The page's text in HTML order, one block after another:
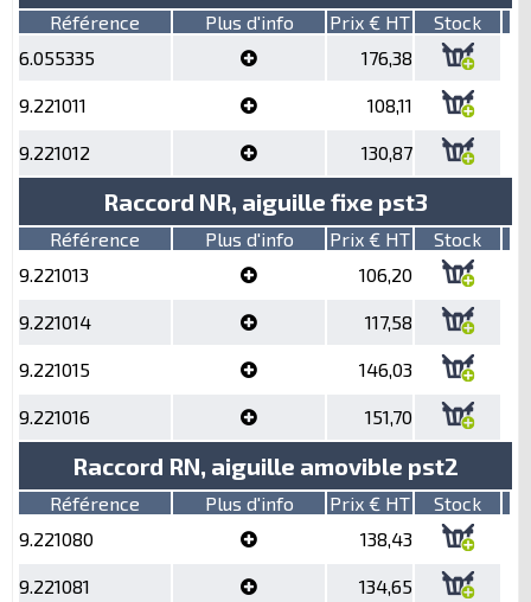
Référence Plus d'info Prix € HT
Stock
6.055335
176,38
9.221011 108,11
9.221012 130,87
Raccord NR, aiguille fixe pst3
Référence Plus d'info Prix € HT
Stock
9.221013
106,20
9.221014 117,58
9.221015 146,03
9.221016 151,70
Raccord RN, aiguille amovible pst2
Référence Plus d'info Prix € HT
Stock
9.221080
138,43
9.221081 134,65